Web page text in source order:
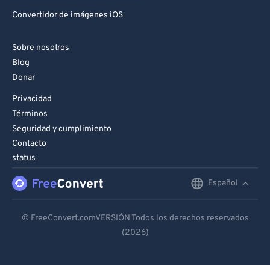
Convertidor de imágenes iOS
Sobre nosotros
Blog
Donar
Privacidad
Términos
Seguridad y cumplimiento
Contacto
status
Español
Español
© FreeConvert.comVERSIÓN Todos los derechos reservados
(2026)